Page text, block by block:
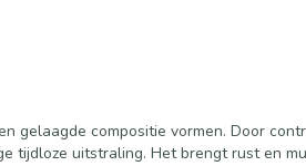
gelaagde compositie vormen. Door
tijdloze uitstraling. Het brengt rust en